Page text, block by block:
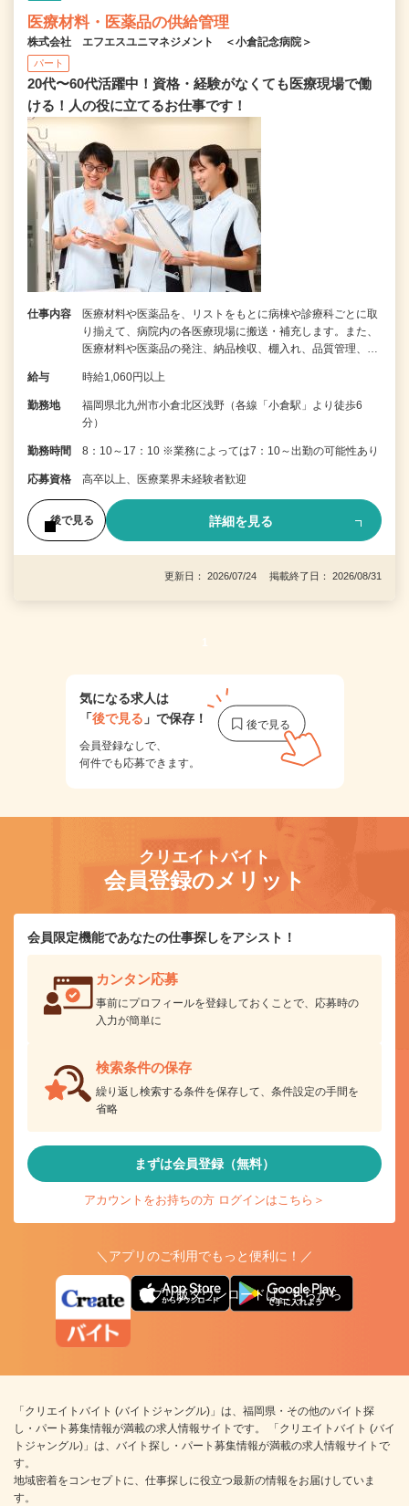
医療材料・医薬品の供給管理
株式会社 エフエスユニマネジメント ＜小倉記念病院＞
パート
20代〜60代活躍中！資格・経験がなくても医療現場で働
ける！人の役に立てるお仕事です！
仕事内容
医療材料や医薬品を、リストをもとに病棟や診療科ごとに取
り揃えて、病院内の各医療現場に搬送・補充します。また、
医療材料や医薬品の発注、納品検収、棚入れ、品質管理、…
給与 時給1,060円以上
勤務地
福岡県北九州市小倉北区浅野（各線「小倉駅」より徒歩6
分）
勤務時間 8：10～17：10 ※業務によっては7：10～出勤の可能性あり
応募資格 高卒以上、医療業界未経験者歓迎
後で見る 詳細を見る
更新日： 2026/07/24 掲載終了日： 2026/08/31
1
気になる求人は
「後で見る 」で保存！
会員登録なしで、
何件でも応募できます。
クリエイトバイト
会員登録のメリット
会員限定機能であなたの仕事探しをアシスト！
カンタン応募
事前にプロフィールを登録しておくことで、応募時の
入力が簡単に
検索条件の保存
繰り返し検索する条件を保存して、条件設定の手間を
省略
まずは会員登録（無料）
アカウントをお持ちの方 ログインはこちら＞
＼アプリのご利用でもっと便利に！／
アプリ版ダウンロードはこちらから
「クリエイトバイト (バイトジャングル)」は、福岡県・その他のバイト探
し・パート募集情報が満載の求人情報サイトです。 「クリエイトバイト (バイ
トジャングル)」は、バイト探し・パート募集情報が満載の求人情報サイトで
す。
地域密着をコンセプトに、仕事探しに役立つ最新の情報をお届けしていま
す。